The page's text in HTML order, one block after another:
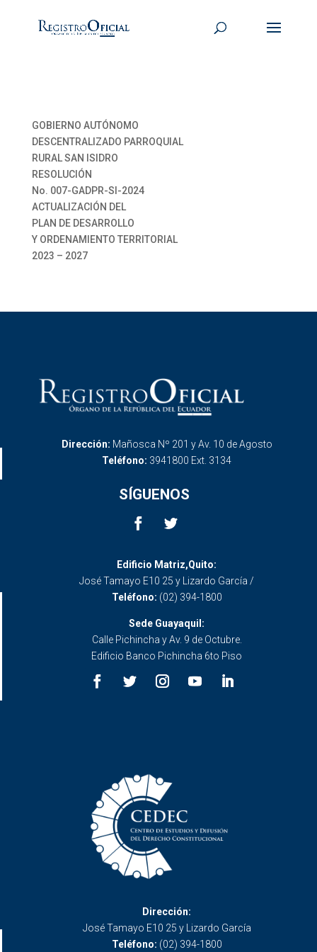
GOBIERNO AUTÓNOMO
DESCENTRALIZADO PARROQUIAL
RURAL SAN ISIDRO
RESOLUCIÓN
No. 007-GADPR-SI-2024
ACTUALIZACIÓN DEL
PLAN DE DESARROLLO
Y ORDENAMIENTO TERRITORIAL
2023 – 2027
Dirección: Mañosca Nº 201 y Av. 10 de Agosto
Teléfono: 3941800 Ext. 3134
SÍGUENOS
Edificio Matriz,Quito:
José Tamayo E10 25 y Lizardo García /
Teléfono: (02) 394-1800
Sede Guayaquil:
Calle Pichincha y Av. 9 de Octubre.
Edificio Banco Pichincha 6to Piso
Dirección:
José Tamayo E10 25 y Lizardo García
Teléfono: (02) 394-1800